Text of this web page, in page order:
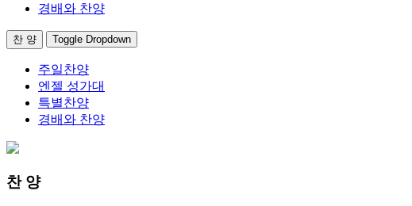
경배와 찬양
찬 양 Toggle Dropdown
주일찬양
엔젤 성가대
특별찬양
경배와 찬양
찬 양